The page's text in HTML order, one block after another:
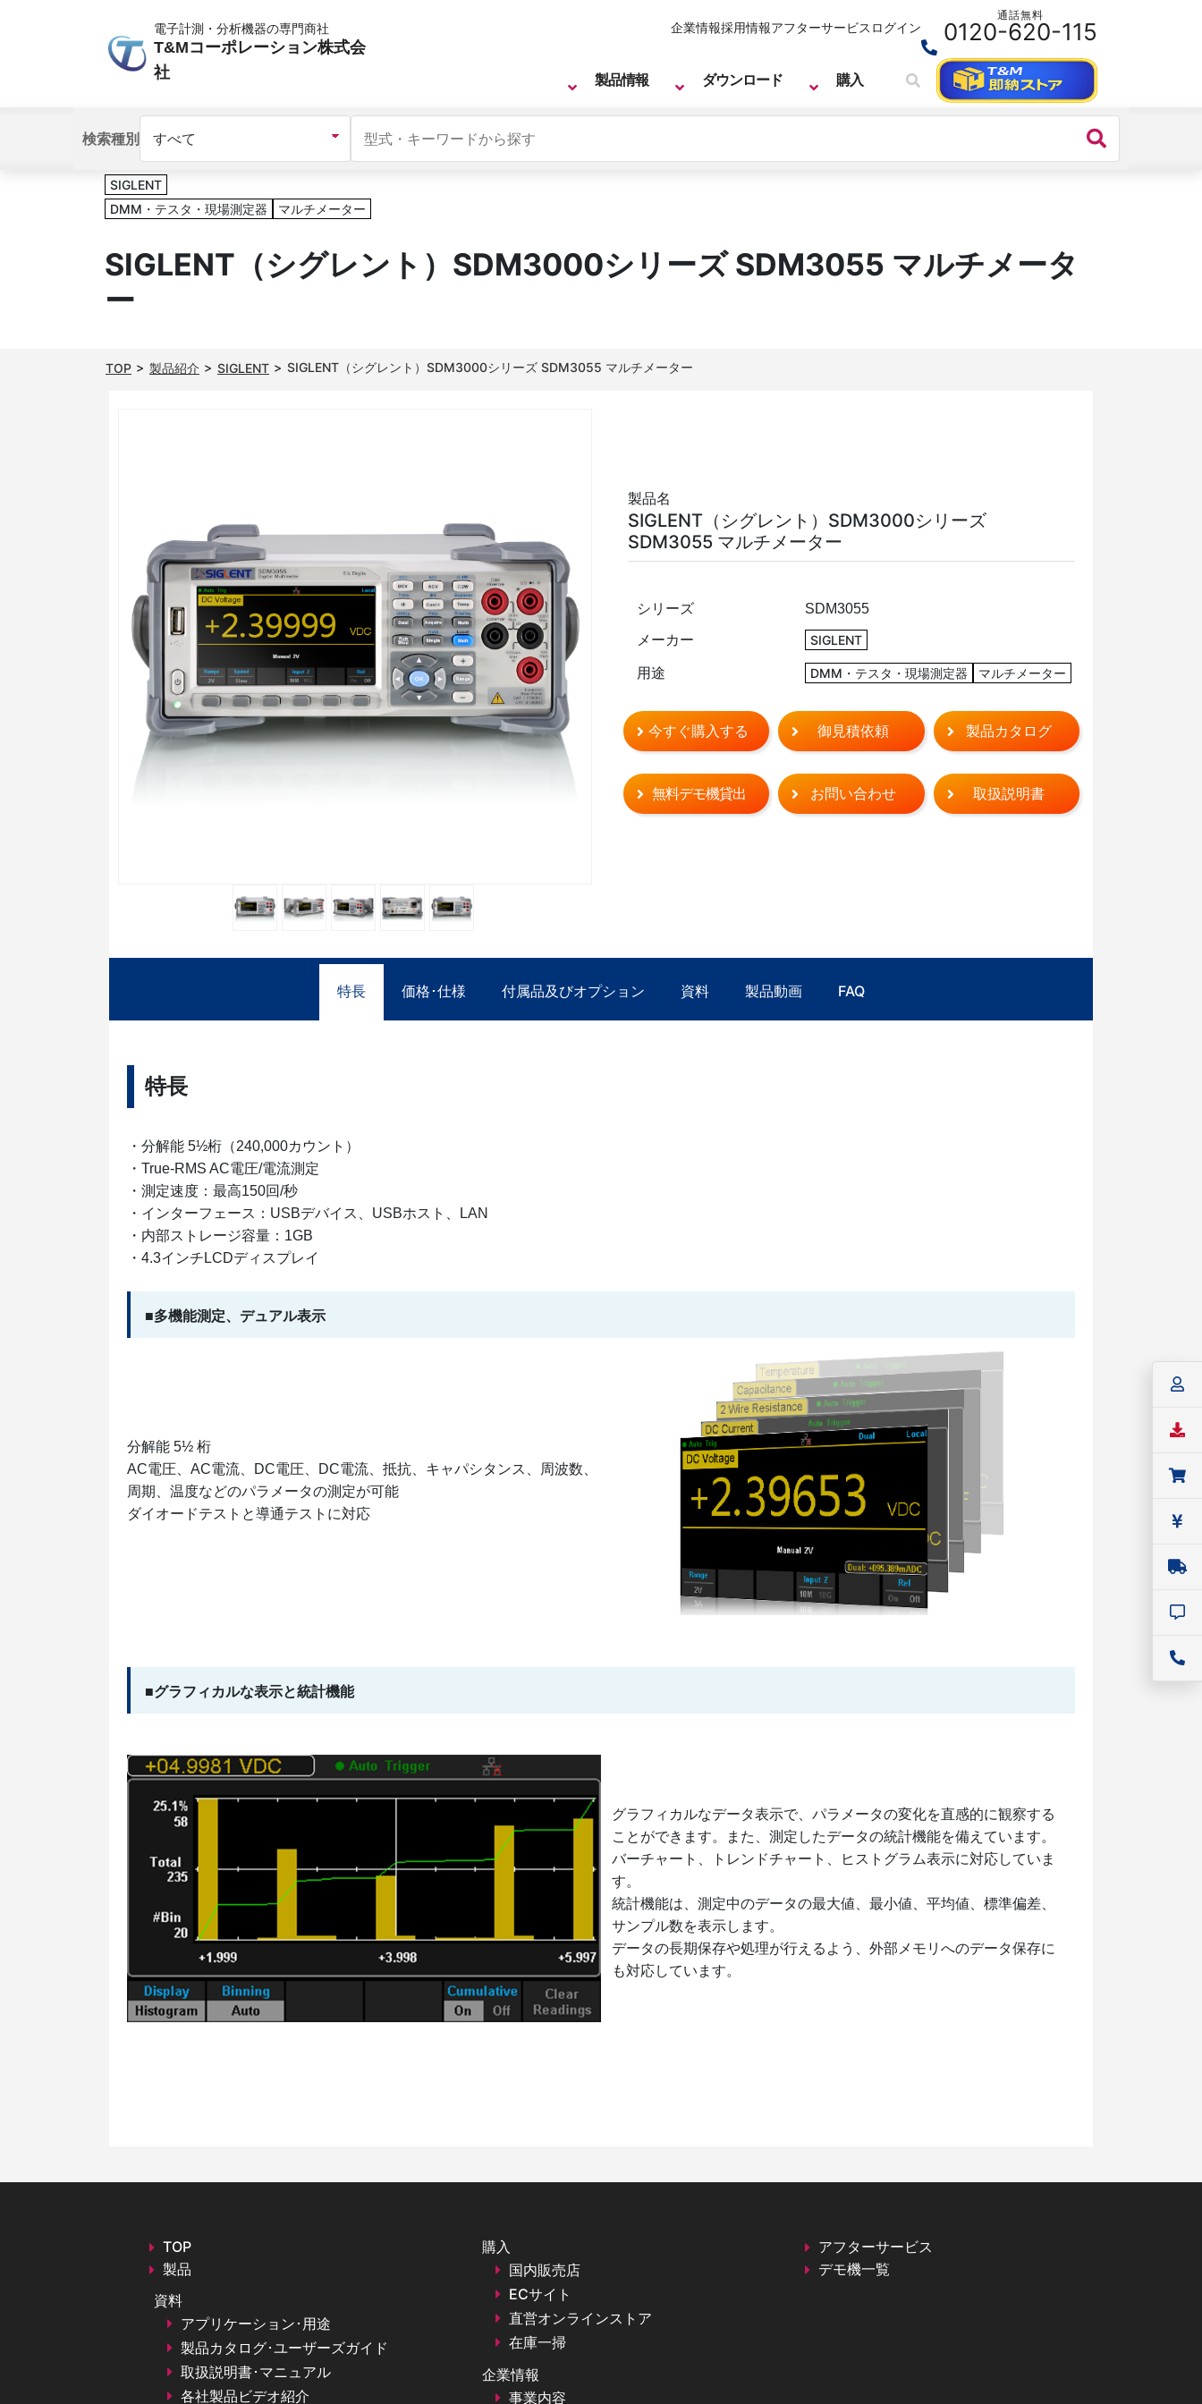
電子計測・分析機器の専門商社
T&Mコーポレーション株式会
社
製品情報 ダウンロード 購入
検索種別
企業情報採用情報アフターサービス ログイン
通話無料
0120-620-115
SIGLENT
DMM・テスタ・現場測定器
マルチメーター
SIGLENT（シグレント）SDM3000シリーズ SDM3055 マルチメータ
ー
TOP 製品紹介 SIGLENT SIGLENT（シグレント）SDM3000シリーズ SDM3055 マルチメーター
製品名
SIGLENT（シグレント）SDM3000シリーズ
SDM3055 マルチメーター
シリーズ SDM3055
メーカー SIGLENT
用途 DMM・テスタ・現場測定器 マルチメーター
今すぐ購入する 御見積依頼 製品カタログ
無料デモ機貸出 お問い合わせ 取扱説明書
特長 価格･仕様 付属品及びオプション 資料 製品動画 FAQ
特長
・分解能 5½桁（240,000カウント）
・True-RMS AC電圧/電流測定
・測定速度：最高150回/秒
・インターフェース：USBデバイス、USBホスト、LAN
・内部ストレージ容量：1GB
・4.3インチLCDディスプレイ
■多機能測定、デュアル表示
分解能 5½ 桁
AC電圧、AC電流、DC電圧、DC電流、抵抗、キャパシタンス、周波数、
周期、温度などのパラメータの測定が可能
ダイオードテストと導通テストに対応
■グラフィカルな表示と統計機能
グラフィカルなデータ表示で、パラメータの変化を直感的に観察する
ことができます。また、測定したデータの統計機能を備えています。
バーチャート、トレンドチャート、ヒストグラム表示に対応していま
す。
統計機能は、測定中のデータの最大値、最小値、平均値、標準偏差、
サンプル数を表示します。
データの長期保存や処理が行えるよう、外部メモリへのデータ保存に
も対応しています。
TOP
製品
資料
アプリケーション･用途
製品カタログ･ユーザーズガイド
取扱説明書･マニュアル
各社製品ビデオ紹介
購入
国内販売店
ECサイト
直営オンラインストア
在庫一掃
企業情報
事業内容
アフターサービス
デモ機一覧